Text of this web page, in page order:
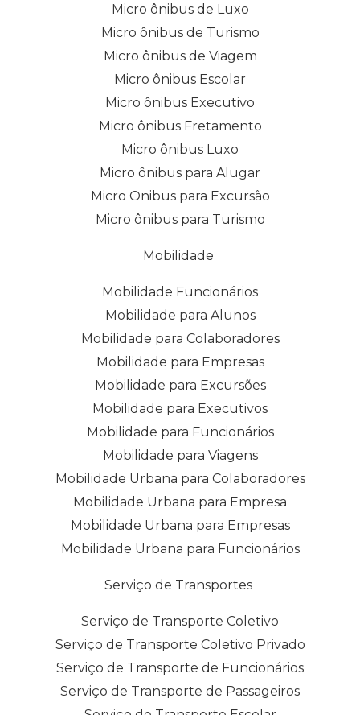
Micro ônibus de Luxo
Micro ônibus de Turismo
Micro ônibus de Viagem
Micro ônibus Escolar
Micro ônibus Executivo
Micro ônibus Fretamento
Micro ônibus Luxo
Micro ônibus para Alugar
Micro Onibus para Excursão
Micro ônibus para Turismo
Mobilidade
Mobilidade Funcionários
Mobilidade para Alunos
Mobilidade para Colaboradores
Mobilidade para Empresas
Mobilidade para Excursões
Mobilidade para Executivos
Mobilidade para Funcionários
Mobilidade para Viagens
Mobilidade Urbana para Colaboradores
Mobilidade Urbana para Empresa
Mobilidade Urbana para Empresas
Mobilidade Urbana para Funcionários
Serviço de Transportes
Serviço de Transporte Coletivo
Serviço de Transporte Coletivo Privado
Serviço de Transporte de Funcionários
Serviço de Transporte de Passageiros